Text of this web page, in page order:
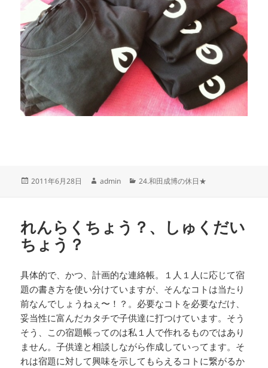
投
2011年6月28日
作
admin
カ
ー
24.和田成博の休日★
れんらくちょう？、しゅくだい
ちょう？
具体的で、かつ、計画的な連絡帳。１人１人に応じて宿
題の書き方を使い分けていますが、そんなコトは当たり
前なんでしょうねぇ〜！？。必要なコトを必要なだけ、
妥当性に富んだカタチで子供達に打つけています。そう
そう、この宿題帳ってのは私１人で作れるものではあり
ません。子供達と相談しながら作成していってます。そ
れは宿題に対して興味を示してもらえるコトに繋がるか